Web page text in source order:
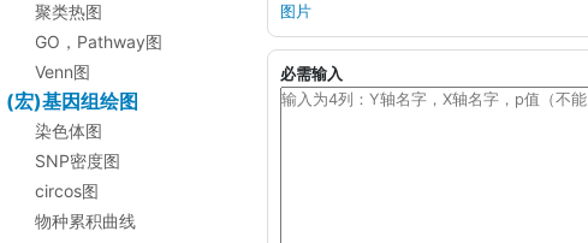
聚类热图
GO，Pathway图
Venn图
(宏)基因组绘图
染色体图
SNP密度图
circos图
物种累积曲线
图片
必需输入